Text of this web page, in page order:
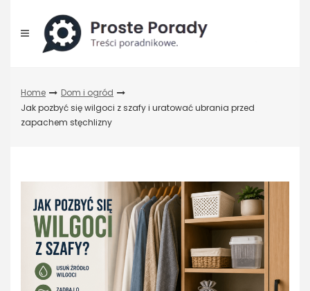
content
Home
Dom i ogród
Jak pozbyć się wilgoci z szafy i uratować ubrania przed
zapachem stęchlizny